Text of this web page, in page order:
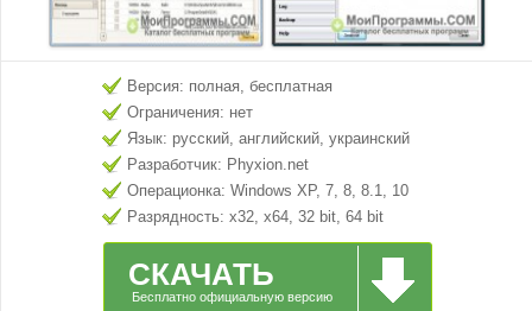
Версия: полная, бесплатная
Ограничения: нет
Язык: русский, английский, украинский
Разработчик: Phyxion.net
Операционка: Windows XP, 7, 8, 8.1, 10
Разрядность: x32, x64, 32 bit, 64 bit
СКАЧАТЬ
Бесплатно официальную версию